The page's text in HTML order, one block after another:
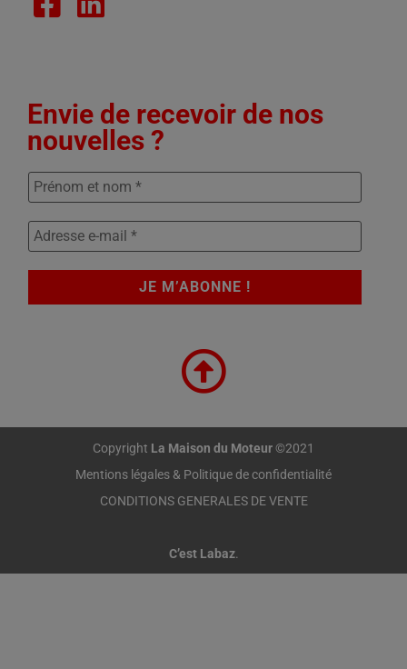
Envie de recevoir de nos
nouvelles ?
Copyright La Maison du Moteur©2021
Mentions légales & Politique de confidentialité
CONDITIONS GENERALES DE VENTE
C’est Labaz.